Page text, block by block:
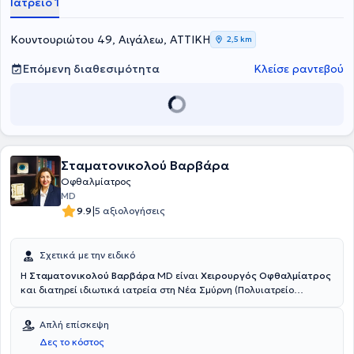
φάσμα της οφθαλμολογίας και πιο συγκεκριμένα εξειδικεύεται στο
Κουντουριώτου 49, Αιγάλεω, ΑΤΤΙΚΗ 2,5 km
Επόμενη διαθεσιμότητα Κλείσε ραντεβού
Σταματονικολού Βαρβάρα
Οφθαλμίατρος
MD
9.9|5 αξιολογήσεις
Σχετικά με την ειδικό
Η Σταματονικολού Βαρβάρα MD είναι Χειρουργός Οφθαλμίατρος
και διατηρεί ιδιωτικά ιατρεία στη Νέα Σμύρνη (Πολυιατρείο
καινοτόμες τεχνολογίες προσφέρει υψηλών απαιτήσεων υπηρεσίες
σε προληπτικό, κλινικό, διαγνωστικό και θεραπευτικό επίπεδο.
Αντιμετωπίζει όλο το φάσμα των οφθαλμολογικών παθήσεων της
Απλή επίσκεψη
Δες το κόστος